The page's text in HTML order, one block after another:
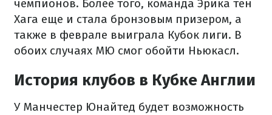
чемпионов. Более того, команда Эрика тен
Хага еще и стала бронзовым призером, а
также в феврале выиграла Кубок лиги. В
обоих случаях МЮ смог обойти Ньюкасл.
История клубов в Кубке Англии
У Манчестер Юнайтед будет возможность